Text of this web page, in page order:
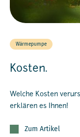
Wärmepumpe
Kosten.
Welche Kosten
erklären es Ihnen!
Zum Artikel